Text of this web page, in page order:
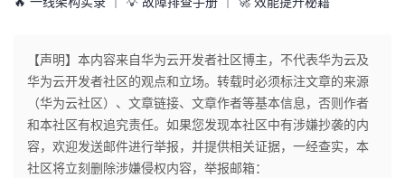
【声明】本内容来自华为云开发者社区博主，不代表华为云及
华为云开发者社区的观点和立场。转载时必须标注文章的来源
（华为云社区）、文章链接、文章作者等基本信息，否则作者
和本社区有权追究责任。如果您发现本社区中有涉嫌抄袭的内
容，欢迎发送邮件进行举报，并提供相关证据，一经查实，本
社区将立刻删除涉嫌侵权内容，举报邮箱：